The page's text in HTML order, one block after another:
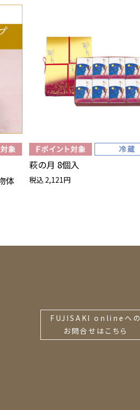
体
萩の月 8個入
税込 2,121円
FUJISAKI onlineへの
お問合せはこちら